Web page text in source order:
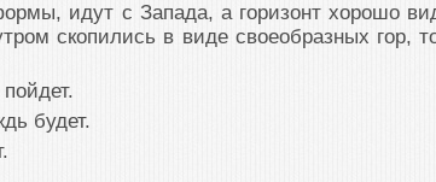
идут с Запада, а горизонт хорошо
скопились в виде своеобразных гор,
будет.